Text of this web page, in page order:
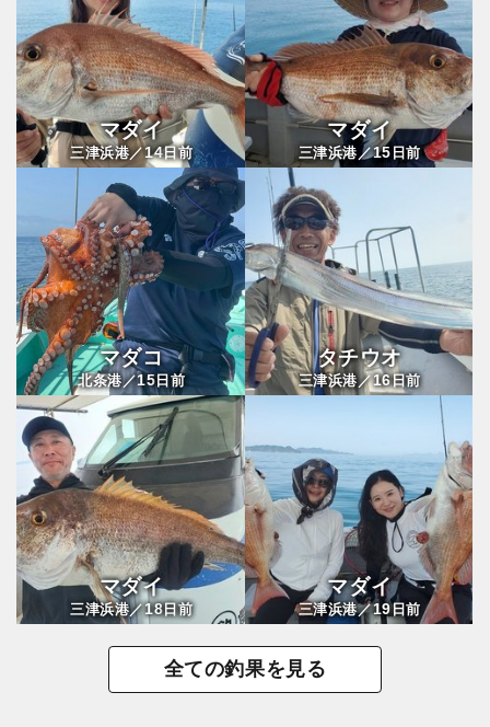
マダイ
三津浜港／14日前
マダイ
三津浜港／15 日前
マダコ
北条港／15日前
タチウオ
三津浜港／16日前
マダイ
三津浜港／18日前
マダイ
三津浜港／19日前
全ての釣果を見る